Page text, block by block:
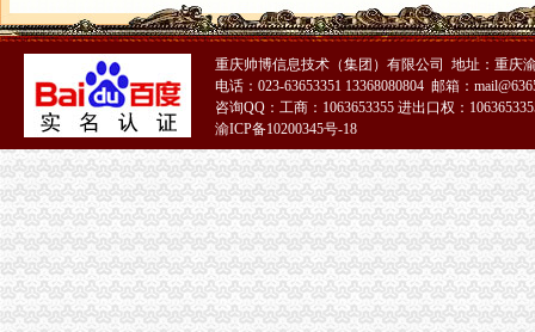
物流公司货物出口流程-搬家物流-久久信息网
集装箱货物出口过程中的一般流程介绍——运去哪
出口货物流程_中华文本库
出口货物流程法规-110网
出口货物流程法规-110网
货物出口退运流程
货物出口流程
上海出口货物退运报关流程手续/懂海关内部流程
外贸知识：外贸进出口货物操作流程
出口流程-搜百科
海运出口货物基本流程_百度经验
货物出口流程
出口货物流程几步走_外贸流程_eBay外贸门户
重庆帅博信息技术（集团）有限公司 地址：重庆
电话：023-63653351 13368080804 邮箱：
咨询QQ：工商：1063653355 进出口权：
渝ICP备10200345号-18